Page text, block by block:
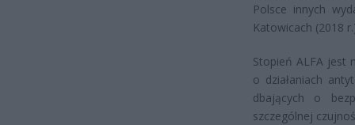
Polsce innych
Katowicach (2018
Stopień ALFA jest
o działaniach
dbających o
szczególnej